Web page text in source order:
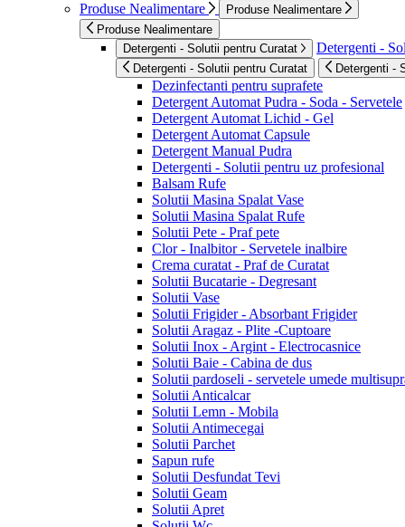
Produse Nealimentare
Produse Nealimentare
Produse Nealimentare
Detergenti - Solutii pentru Curatat
Detergenti -
Detergenti - Solutii pentru Curatat Detergenti -
Dezinfectanti pentru suprafete
Detergent Automat Pudra - Soda - Servetele
Detergent Automat Lichid - Gel
Detergent Automat Capsule
Detergent Manual Pudra
Detergenti - Solutii pentru uz profesional
Balsam Rufe
Solutii Masina Spalat Vase
Solutii Masina Spalat Rufe
Solutii Pete - Praf pete
Clor - Inalbitor - Servetele inalbire
Crema curatat - Praf de Curatat
Solutii Bucatarie - Degresant
Solutii Vase
Solutii Frigider - Absorbant Frigider
Solutii Aragaz - Plite -Cuptoare
Solutii Inox - Argint - Electrocasnice
Solutii Baie - Cabina de dus
Solutii pardoseli - servetele umede
Solutii Anticalcar
Solutii Lemn - Mobila
Solutii Antimecegai
Solutii Parchet
Sapun rufe
Solutii Desfundat Tevi
Solutii Geam
Solutii Apret